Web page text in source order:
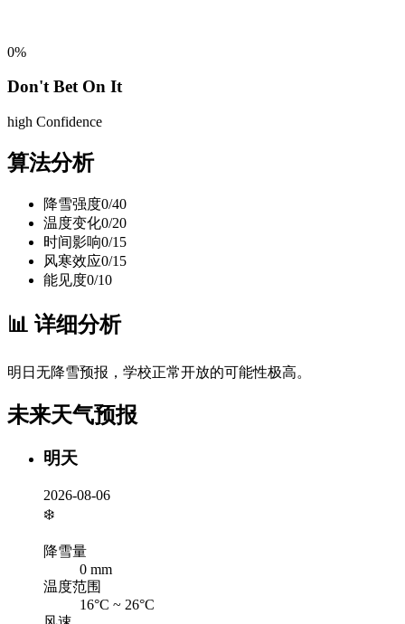
0%
Don't Bet On It
high Confidence
算法分析
降雪强度0/40
温度变化0/20
时间影响0/15
风寒效应0/15
能见度0/10
📊 详细分析
明日无降雪预报，学校正常开放的可能性极高。
未来天气预报
明天
2026-08-06
❄️
降雪量
0 mm
温度范围
16°C ~ 26°C